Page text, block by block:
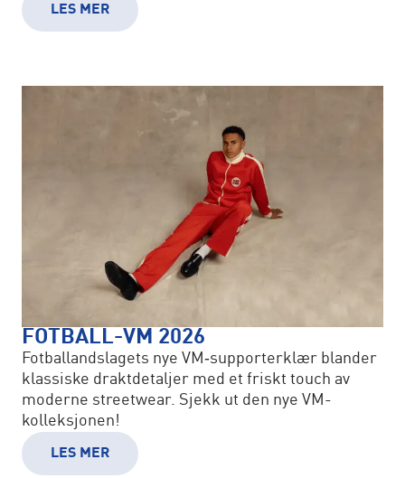
LES MER
FOTBALL-VM 2026
Fotballandslagets nye VM‑supporterklær blander
klassiske draktdetaljer med et friskt touch av
moderne streetwear. Sjekk ut den nye VM-
kolleksjonen!
LES MER